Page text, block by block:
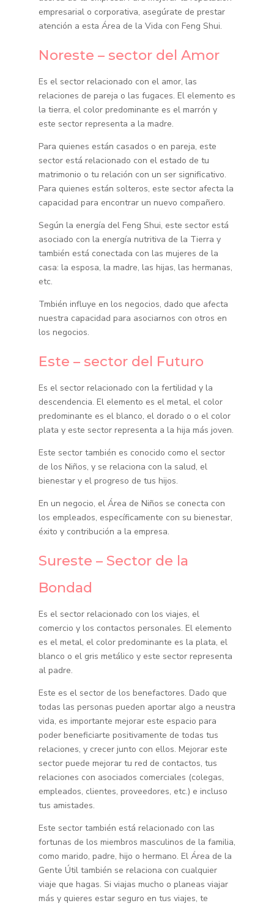
empresarial o corporativa, asegúrate de prestar
atención a esta Área de la Vida con Feng Shui.
Noreste – sector del Amor
Es el sector relacionado con el amor, las
relaciones de pareja o las fugaces. El elemento es
la tierra, el color predominante es el marrón y
este sector representa a la madre.
Para quienes están casados o en pareja, este
sector está relacionado con el estado de tu
matrimonio o tu relación con un ser significativo.
Para quienes están solteros, este sector afecta la
capacidad para encontrar un nuevo compañero.
Según la energía del Feng Shui, este sector está
asociado con la energía nutritiva de la Tierra y
también está conectada con las mujeres de la
casa: la esposa, la madre, las hijas, las hermanas,
etc.
Tmbién influye en los negocios, dado que afecta
nuestra capacidad para asociarnos con otros en
los negocios.
Este – sector del Futuro
Es el sector relacionado con la fertilidad y la
descendencia. El elemento es el metal, el color
predominante es el blanco, el dorado o o el color
plata y este sector representa a la hija más joven.
Este sector también es conocido como el sector
de los Niños, y se relaciona con la salud, el
bienestar y el progreso de tus hijos.
En un negocio, el Área de Niños se conecta con
los empleados, específicamente con su bienestar,
éxito y contribución a la empresa.
Sureste – Sector de la
Bondad
Es el sector relacionado con los viajes, el
comercio y los contactos personales. El elemento
es el metal, el color predominante es la plata, el
blanco o el gris metálico y este sector representa
al padre.
Este es el sector de los benefactores. Dado que
todas las personas pueden aportar algo a neustra
vida, es importante mejorar este espacio para
poder beneficiarte positivamente de todas tus
relaciones, y crecer junto con ellos. Mejorar este
sector puede mejorar tu red de contactos, tus
relaciones con asociados comerciales (colegas,
empleados, clientes, proveedores, etc.) e incluso
tus amistades.
Este sector también está relacionado con las
fortunas de los miembros masculinos de la familia,
como marido, padre, hijo o hermano. El Área de la
Gente Útil también se relaciona con cualquier
viaje que hagas. Si viajas mucho o planeas viajar
más y quieres estar seguro en tus viajes, te